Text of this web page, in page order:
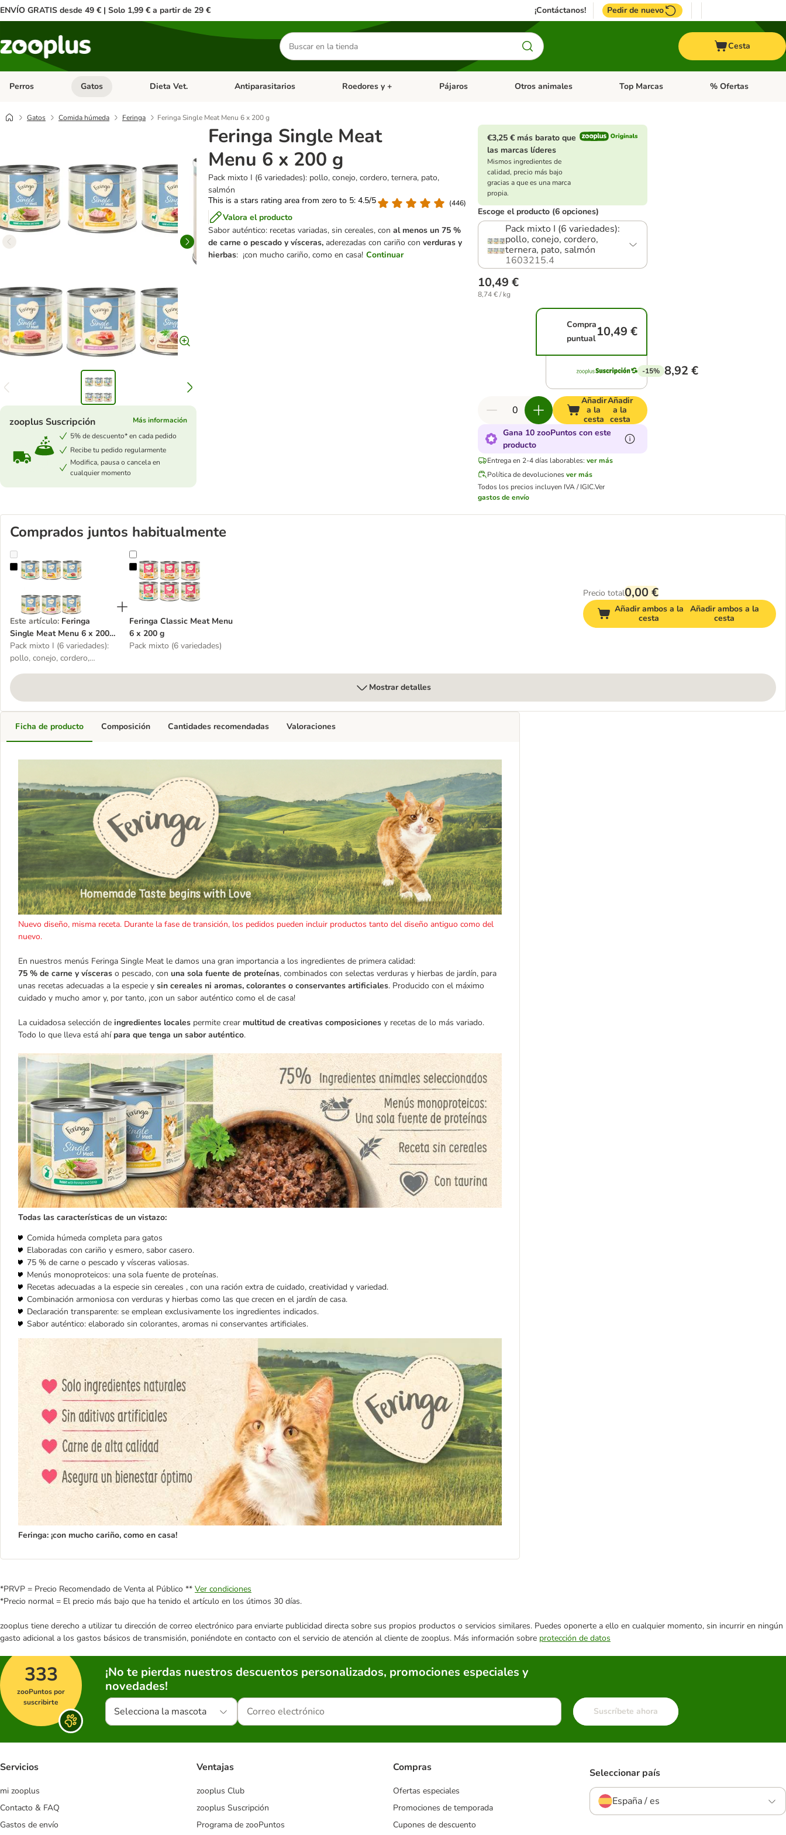
ENVÍO GRATIS desde 49 € | Solo 1,99 € a partir de 29 € ¡Contáctanos! Pedir de nuevo
Buscar
productos
Cesta
Perros Menú de categoria abierto: Perros
Gatos Menú de categoria abierto: Gatos
Dieta Vet. Menú de categoria abierto: Dieta Vet.
Antiparasitarios Menú de categoria abierto: Antiparasitarios
Roedores y + Menú de categoria abierto: Roedores y +
Pájaros Menú de categoria abierto: Pájaros
Otros animales Menú de categoria abierto: Otros animales
Top Marcas Menú de categoria
% Ofertas
Gatos Comida húmeda Feringa Feringa Single Meat Menu 6 x 200 g
Feringa Single Meat
Menu 6 x 200 g
Pack mixto I (6 variedades): pollo, conejo, cordero, ternera, pato,
salmón
This is a stars rating area from zero to 5: 4.5/5
(446)
Valora el producto
Sabor auténtico: recetas variadas, sin cereales, con al menos un 75 %
de carne o pescado y vísceras, aderezadas con cariño con verduras y
hierbas: ¡con mucho cariño, como en casa! Continuar
zooplus Suscripción
Más información
5% de descuento* en cada pedido
Recibe tu pedido regularmente
Modifica, pausa o cancela en
cualquier momento
€3,25 € más barato que
las marcas líderes
Mismos ingredientes de
calidad, precio más bajo
gracias a que es una marca
propia.
Escoge el producto (6 opciones)
Pack mixto I (6 variedades):
pollo, conejo, cordero,
ternera, pato, salmón
1603215.4
10,49 €
8,74 € / kg
Compra
puntual 10,49 €
-15% 8,92 €
Añadir
a la
cesta
Añadir
a la
cesta
Gana 10 zooPuntos con este
producto
Entrega en 2-4 días laborables: ver más
Política de devoluciones ver más
Todos los precios incluyen IVA / IGIC.Ver
gastos de envío
Comprados juntos habitualmente
Feringa Single Meat Menu 6 x 200 g
Este artículo: Feringa
Single Meat Menu 6 x 200
g
Pack mixto I (6 variedades):
pollo, conejo, cordero,
Feringa Classic Meat Menu 6 x 200 g
Feringa Classic Meat Menu
6 x 200 g
Pack mixto (6 variedades)
Precio total0,00 €
Añadir ambos a la
cesta
Añadir ambos a la
cesta
Mostrar detalles
Ficha de producto
Nuevo diseño, misma receta. Durante la fase de transición, los pedidos pueden incluir productos tanto del diseño antiguo como del
nuevo.
En nuestros menús Feringa Single Meat le damos una gran importancia a los ingredientes de primera calidad:
75 % de carne y vísceras o pescado, con una sola fuente de proteínas, combinados con selectas verduras y hierbas de jardín, para
unas recetas adecuadas a la especie y sin cereales ni aromas, colorantes o conservantes artificiales. Producido con el máximo
cuidado y mucho amor y, por tanto, ¡con un sabor auténtico como el de casa!
La cuidadosa selección de ingredientes locales permite crear multitud de creativas composiciones y recetas de lo más variado.
Todo lo que lleva está ahí para que tenga un sabor auténtico.
Todas las características de un vistazo:
Comida húmeda completa para gatos
Elaboradas con cariño y esmero, sabor casero.
75 % de carne o pescado y vísceras valiosas.
Menús monoproteicos: una sola fuente de proteínas.
Recetas adecuadas a la especie sin cereales , con una ración extra de cuidado, creatividad y variedad.
Combinación armoniosa con verduras y hierbas como las que crecen en el jardín de casa.
Declaración transparente: se emplean exclusivamente los ingredientes indicados.
Sabor auténtico: elaborado sin colorantes, aromas ni conservantes artificiales.
Feringa: ¡con mucho cariño, como en casa!
Composición Cantidades recomendadas Valoraciones
*PRVP = Precio Recomendado de Venta al Público ** Ver condiciones
*Precio normal = El precio más bajo que ha tenido el artículo en los útimos 30 días.
zooplus tiene derecho a utilizar tu dirección de correo electrónico para enviarte publicidad directa sobre sus propios productos o servicios similares. Puedes oponerte a ello en cualquier momento, sin incurrir en ningún
gasto adicional a los gastos básicos de transmisión, poniéndote en contacto con el servicio de atención al cliente de zooplus. Más información sobre protección de datos
333
zooPuntos por
suscribirte
¡No te pierdas nuestros descuentos personalizados, promociones especiales y
novedades!
Selecciona la mascota Suscríbete ahora
Servicios
mi zooplus
Contacto & FAQ
Gastos de envío
Ventajas
zooplus Club
zooplus Suscripción
Programa de zooPuntos
Compras
Ofertas especiales
Promociones de temporada
Cupones de descuento
Seleccionar país
España / es